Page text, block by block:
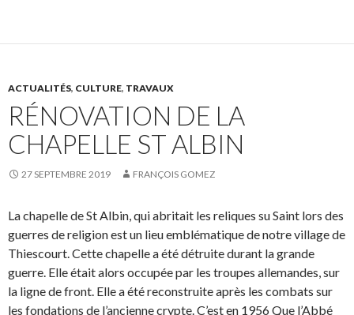
ACTUALITÉS, CULTURE, TRAVAUX
RÉNOVATION DE LA
CHAPELLE ST ALBIN
27 SEPTEMBRE 2019 FRANÇOIS GOMEZ
La chapelle de St Albin, qui abritait les reliques su Saint lors des
guerres de religion est un lieu emblématique de notre village de
Thiescourt. Cette chapelle a été détruite durant la grande
guerre. Elle était alors occupée par les troupes allemandes, sur
la ligne de front. Elle a été reconstruite après les combats sur
les fondations de l’ancienne crypte. C’est en 1956 Que l’Abbé